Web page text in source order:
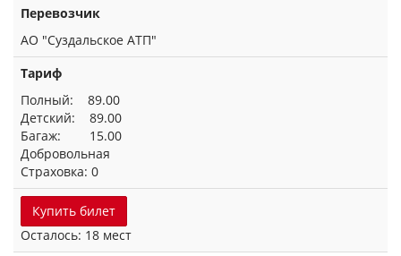
Перевозчик
АО "Суздальское АТП"
Тариф
Полный: 89.00
Детский: 89.00
Багаж: 15.00
Добровольная
Страховка: 0
Купить билет
Осталось: 18 мест